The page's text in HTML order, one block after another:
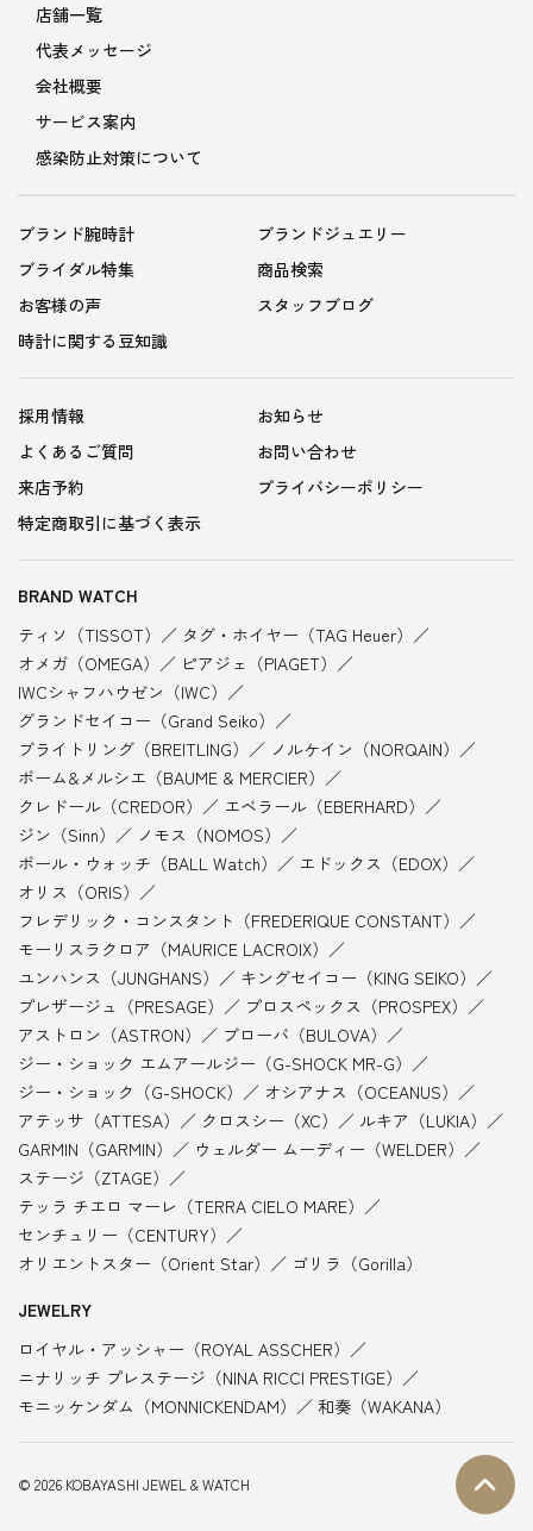
店舗一覧
代表メッセージ
会社概要
サービス案内
感染防止対策について
ブランド腕時計
ブランドジュエリー
ブライダル特集
商品検索
お客様の声
スタッフブログ
時計に関する豆知識
採用情報
お知らせ
よくあるご質問
お問い合わせ
来店予約
プライバシーポリシー
特定商取引に基づく表示
BRAND WATCH
ティソ（TISSOT）
タグ・ホイヤー（TAG Heuer）
オメガ（OMEGA）
ピアジェ（PIAGET）
IWCシャフハウゼン（IWC）
グランドセイコー（Grand Seiko）
ブライトリング（BREITLING）
ノルケイン（NORQAIN）
ボーム&メルシエ（BAUME & MERCIER）
クレドール（CREDOR）
エベラール（EBERHARD）
ジン（Sinn）
ノモス（NOMOS）
ボール・ウォッチ（BALL Watch）
エドックス（EDOX）
オリス（ORIS）
フレデリック・コンスタント（FREDERIQUE CONSTANT）
モーリスラクロア（MAURICE LACROIX）
ユンハンス（JUNGHANS）
キングセイコー（KING SEIKO）
プレザージュ（PRESAGE）
プロスペックス（PROSPEX）
アストロン（ASTRON）
ブローバ（BULOVA）
ジー・ショック エムアールジー（G-SHOCK MR-G）
ジー・ショック（G-SHOCK）
オシアナス（OCEANUS）
アテッサ（ATTESA）
クロスシー（XC）
ルキア（LUKIA）
GARMIN（GARMIN）
ウェルダー ムーディー（WELDER）
ステージ（ZTAGE）
テッラ チエロ マーレ（TERRA CIELO MARE）
センチュリー（CENTURY）
オリエントスター（Orient Star）
ゴリラ（Gorilla）
JEWELRY
ロイヤル・アッシャー（ROYAL ASSCHER）
ニナリッチ プレステージ（NINA RICCI PRESTIGE）
モニッケンダム（MONNICKENDAM）
和奏（WAKANA）
© 2026 KOBAYASHI JEWEL & WATCH